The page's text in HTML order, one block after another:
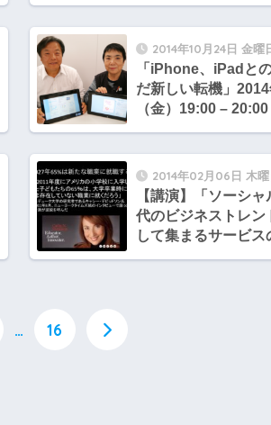
2014年10月24日 金曜
「iPhone、iPadと
だ新しい転機」
（金）19:00 –
2014年02月06日 木曜
【講演】「ソーシ
代のビジネストレン
して集まるサービス
… 16